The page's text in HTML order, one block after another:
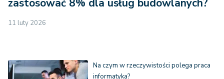
zastosować 8% dla usług budowlanych?
11 luty 2026
Na czym w rzeczywistości polega praca
informatyka?